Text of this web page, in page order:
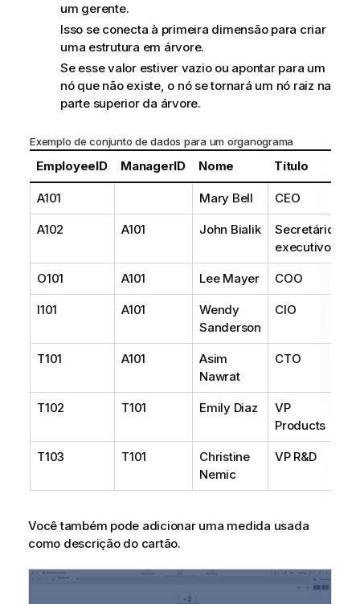
um gerente.
Isso se conecta à primeira dimensão para criar
uma estrutura em árvore.
Se esse valor estiver vazio ou apontar para um
nó que não existe, o nó se tornará um nó raiz na
parte superior da árvore.
Exemplo de conjunto de dados para um organograma
EmployeeID ManagerID Nome Título
A101 Mary Bell CEO
A102 A101 John Bialik
Secretário
executivo
O101 A101 Lee Mayer COO
I101 A101
Wendy
Sanderson
CIO
T101 A101
Asim
Nawrat
CTO
T102 T101 Emily Diaz
VP
Products
T103 T101
Christine
Nemic
VP R&D
Você também pode adicionar uma medida usada
como descrição do cartão.